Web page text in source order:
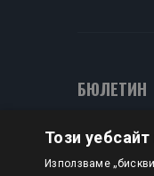
БЮЛЕТИН
Авторско
Този
Използваме